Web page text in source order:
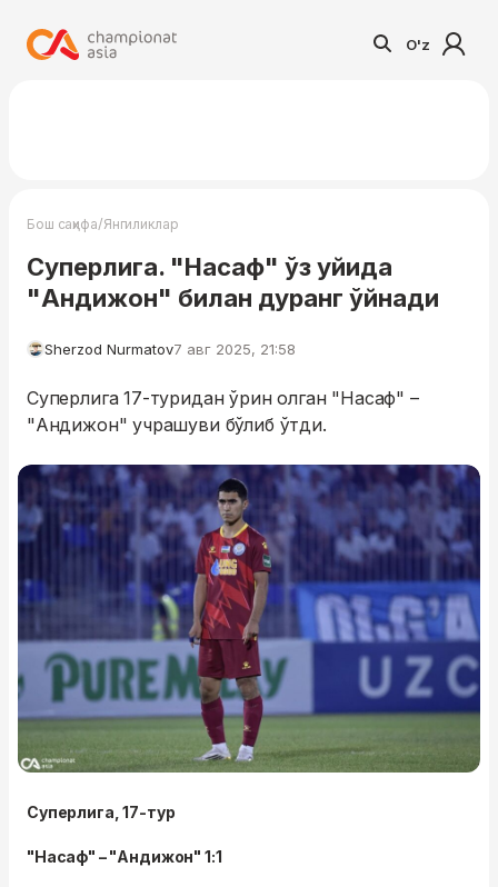
O'z
Бош саҳифа/Янгиликлар
Суперлига. "Насаф" ўз уйида
"Андижон" билан дуранг ўйнади
Sherzod Nurmatov7 авг 2025, 21:58
Суперлига 17-туридан ўрин олган "Насаф" –
"Андижон" учрашуви бўлиб ўтди.
Суперлига,17-тур
"Насаф" – "Андижон" 1:1